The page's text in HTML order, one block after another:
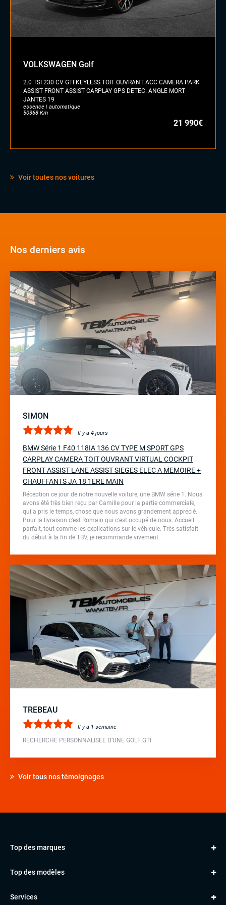
VOLKSWAGEN Golf
2.0 TSI 230 CV GTI KEYLESS TOIT OUVRANT ACC CAMERA PARK
ASSIST FRONT ASSIST CARPLAY GPS DETEC. ANGLE MORT
JANTES 19
essence | automatique
50368 Km
21 990€
Voir toutes nos voitures
Nos derniers avis
SIMON
Il y a 4 jours
BMW Série 1 F40 118IA 136 CV TYPE M SPORT GPS
CARPLAY CAMERA TOIT OUVRANT VIRTUAL COCKPIT
FRONT ASSIST LANE ASSIST SIEGES ELEC A MEMOIRE +
CHAUFFANTS JA 18 1ERE MAIN
Réception ce jour de notre nouvelle voiture, une BMW série 1. Nous
avons été très bien reçu par Camille pour la partie commerciale,
qui a pris le temps, chose que nous avons grandement apprécié.
Pour la livraison c’est Romain qui c’est occupé de nous. Accueil
parfait, tout comme les explications sur le véhicule. Très satisfait
du début à la fin de TBV, je recommande vivement.
TREBEAU
Il y a 1 semaine
RECHERCHE PERSONNALISEE D’UNE GOLF GTI
Voir tous nos témoignages
Top des marques
VOLKSWAGEN
BMW
Top des modèles
Classe A
Services